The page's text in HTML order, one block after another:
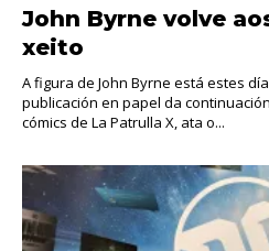
John Byrne volve
xeito
A figura de John Byrne está estes
publicación en papel da
cómics de La Patrulla X, ata o...